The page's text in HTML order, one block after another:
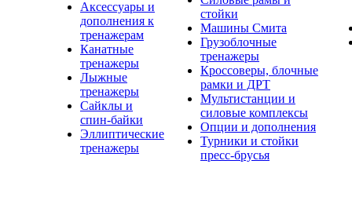
Аксессуары и
дополнения к
тренажерам
Канатные
тренажеры
Лыжные
тренажеры
Сайклы и
спин-байки
Эллиптические
тренажеры
стойки
Машины Смита
Грузоблочные
тренажеры
Кроссоверы, блочные
рамки и ДРТ
Мультистанции и
силовые комплексы
Опции и дополнения
Турники и стойки
пресс-брусья